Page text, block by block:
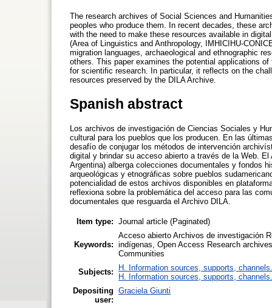
The research archives of Social Sciences and
peoples who produce them. In recent decades, these
with the need to make these resources available in
(Area of Linguistics and Anthropology, IMHICIHU-
migration languages, archaeological and ethnographic
others. This paper examines the potential applications
for scientific research. In particular, it reflects on the
resources preserved by the DILA Archive.
Spanish abstract
Los archivos de investigación de Ciencias Sociales y
cultural para los pueblos que los producen. En las
desafío de conjugar los métodos de intervención
digital y brindar su acceso abierto a través de la Web.
Argentina) alberga colecciones documentales y fondos
arqueológicas y etnográficas sobre pueblos
potencialidad de estos archivos disponibles en
reflexiona sobre la problemática del acceso para las
documentales que resguarda el Archivo DILA.
Item type: Journal article (Paginated)
Keywords:
Acceso abierto Archivos de investigación
indígenas, Open Access Research
Communities
Subjects:
H. Information sources, supports, channels.
H. Information sources, supports, channels.
Depositing
user:
Graciela Giunti